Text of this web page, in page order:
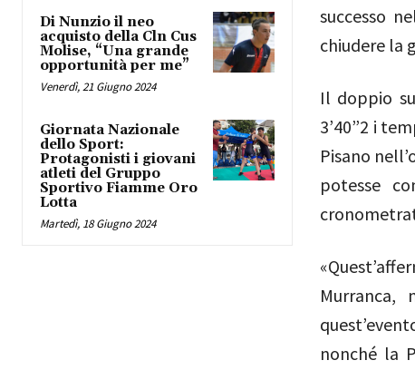
Di Nunzio il neo
acquisto della Cln Cus
Molise, “Una grande
opportunità per me”
Venerdì, 21 Giugno 2024
Giornata Nazionale
dello Sport:
Protagonisti i giovani
atleti del Gruppo
Sportivo Fiamme Oro
Lotta
Martedì, 18 Giugno 2024
successo
chiudere la
Il doppio
3’40”2 i
Pisano
potesse
nonché la